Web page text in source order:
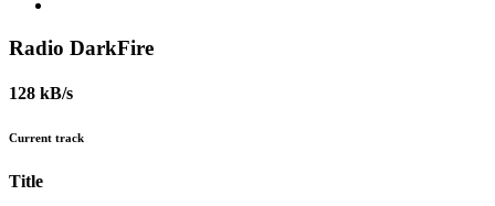
Radio DarkFire
128 kB/s
Current track
Title